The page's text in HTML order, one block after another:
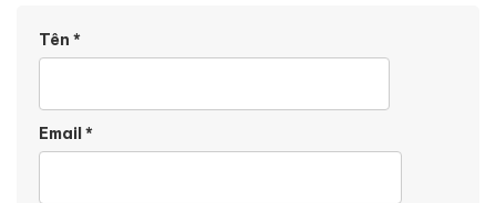
Tên *
Email*